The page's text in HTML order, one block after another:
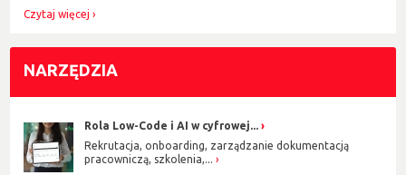
Czytaj więcej
NARZĘDZIA
Rola Low-Code i AI w cyfrowej...
Rekrutacja, onboarding, zarządzanie dokumentacją
pracowniczą, szkolenia,...